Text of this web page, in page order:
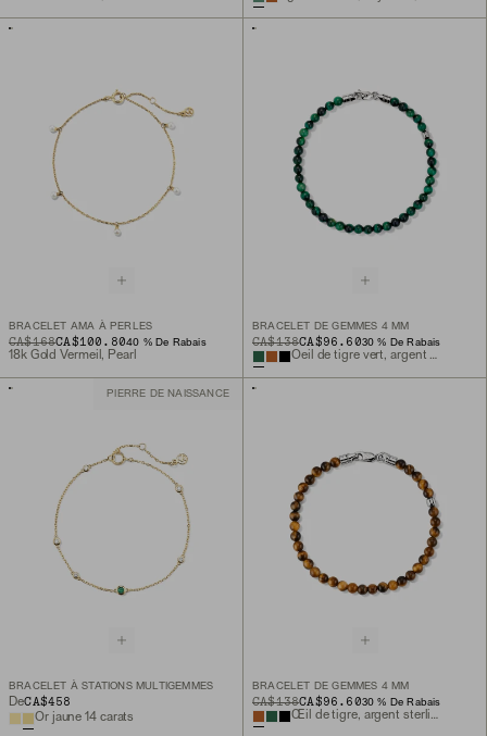
BRACELET AMA À PERLES
ORIGINAL PRICE
CA$168
SALE PRICECA$100.8040 % De Rabais
18k Gold Vermeil, Pearl
BRACELET DE GEMMES 4 MM
ORIGINAL PRICE
CA$138
SALE PRICECA$96.6030 % De Rabais
PIERRE DE NAISSANCE
BRACELET À STATIONS MULTIGEMMES
DeCA$458
Or jaune 14 carats
BRACELET DE GEMMES 4 MM
ORIGINAL PRICE
CA$138
SALE PRICECA$96.6030 % De Rabais